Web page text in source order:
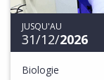
JUSQU'AU
31/12/2026
Biologie